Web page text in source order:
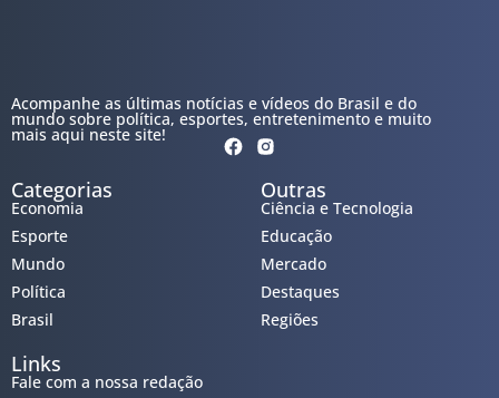
Acompanhe as últimas notícias e vídeos do Brasil e do
mundo sobre política, esportes, entretenimento e muito
mais aqui neste site!
Categorias
Economia
Esporte
Mundo
Política
Brasil
Outras
Ciência e Tecnologia
Educação
Mercado
Destaques
Regiões
Links
Fale com a nossa redação